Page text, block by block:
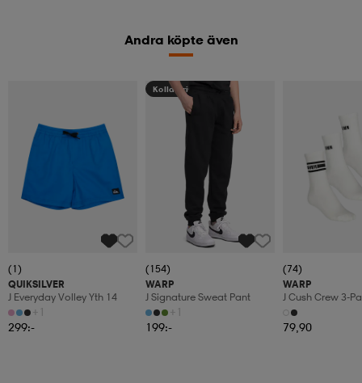
Andra köpte även
(1)
QUIKSILVER
J Everyday Volley Yth 14
+1
299:-
Kolla priset
(154)
WARP
J Signature Sweat Pant
+1
199:-
(74)
WARP
J Cush Crew 3-
79,90